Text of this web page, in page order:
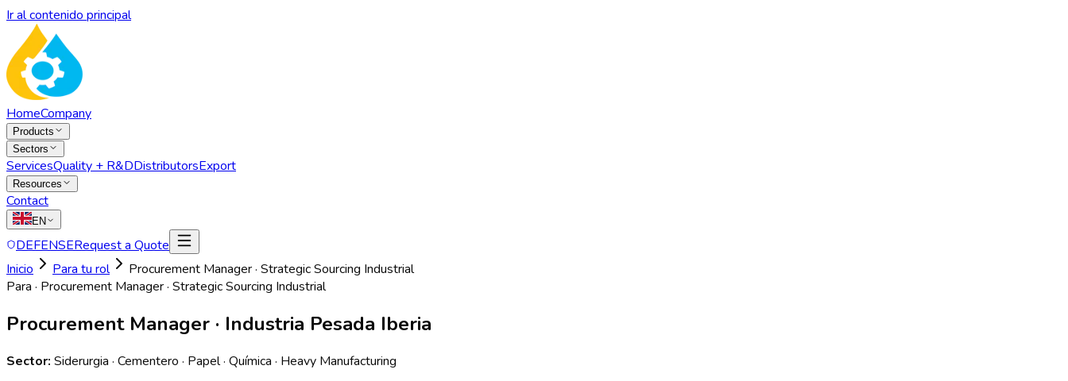
Ir al contenido principal
HomeCompany
Products
Sectors
ServicesQuality + R&DDistributorsExport
Resources
Contact
EN
DEFENSERequest a Quote
Inicio
Para tu rol
Procurement Manager · Strategic Sourcing Industrial
Para · Procurement Manager · Strategic Sourcing Industrial
Procurement Manager · Industria Pesada Iberia
Sector: Siderurgia · Cementero · Papel · Química · Heavy Manufacturing